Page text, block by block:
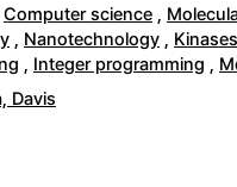
Computer science ,
, Nanotechnology , Kinases
, Integer programming ,
Davis